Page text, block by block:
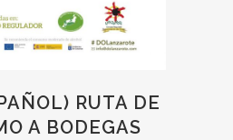
RUTA DE
A BODEGAS